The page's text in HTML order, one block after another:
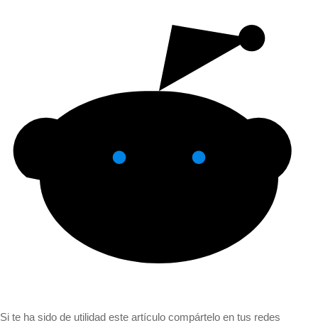
Si te ha sido de utilidad este artículo compártelo en tus redes